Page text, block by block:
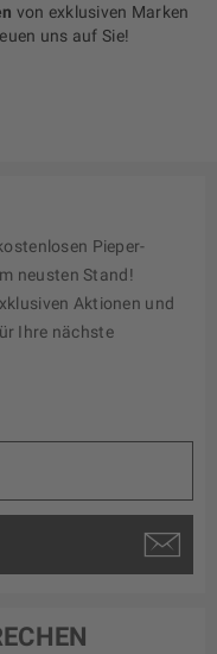
von exklusiven Marken
uns auf Sie!
Pieper-
neusten Stand!
Aktionen und
Ihre nächste